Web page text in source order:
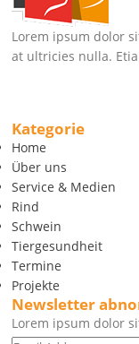
Lorem ipsum dolor
at ultricies nulla.
Kategorie
Home
Über uns
Service & Medien
Rind
Schwein
Tiergesundheit
Termine
Projekte
Newsletter
Lorem ipsum dolor